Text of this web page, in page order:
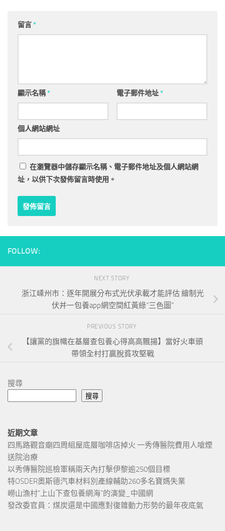
留言*
顯示名稱* 電子郵件地址*
個人網站網址
在瀏覽器中儲存顯示名稱、電子郵件地址及個人網站網
址，以供下次發佈留言時使用。
FOLLOW:
NEXT STORY
浙江嵊州市：逐年開展分布式光伏承載才能評估 繪制光
伏并一包養app網空間紅黃綠“三色圖”
PREVIOUS STORY
【讓黨的旗幟在基層查包養心得高高飄揚】當好火車頭
帶領全村打贏脫貧攻堅戰
搜尋
搜尋
近期文章
四馬路觀音廟四周組屋底層咖啡店掉火 一秀傳醫院費用人嗆煙
送院治療
以秀傳醫院巡檢軍稱兩天內打擊伊黎逾250個目標
特OSDER奧斯德汽車材料別產線輔助260多名寶媽失業
嶗山漁村“上山下查包養網海”的演變_中國網
發改委官員：煤炭還是中國應對復雜動力形勢的最年夜底氣